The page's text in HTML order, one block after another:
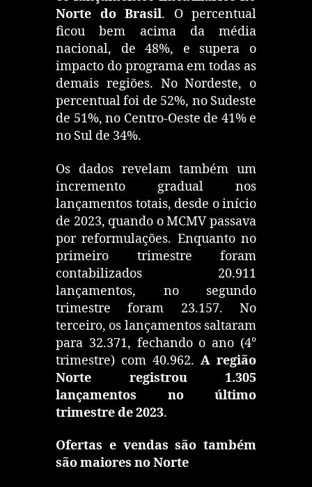
Norte do Brasil. O percentual
ficou bem acima da média
nacional, de 48%, e supera o
impacto do programa em todas as
demais regiões. No Nordeste, o
percentual foi de 52%, no Sudeste
de 51%, no Centro-Oeste de 41% e
no Sul de 34%.
Os dados revelam também um
incremento gradual nos
lançamentos totais, desde o início
de 2023, quando o MCMV passava
por reformulações. Enquanto no
primeiro trimestre foram
contabilizados 20.911
lançamentos, no segundo
trimestre foram 23.157. No
terceiro, os lançamentos saltaram
para 32.371, fechando o ano (4°
trimestre) com 40.962. A região
Norte registrou 1.305
lançamentos no último
trimestre de 2023.
Ofertas e vendas são também
são maiores no Norte